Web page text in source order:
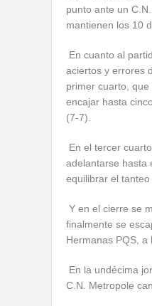
punto ante un
mantienen los 10
En cuanto al
aciertos y errores
primer cuarto,
encajar hasta
(7-7).
En el tercer
adelantarse hasta
equilibrar el
Y en el cierre se
finalmente se
Hermanas PQS, a
En la undécima
C.N. Metropole